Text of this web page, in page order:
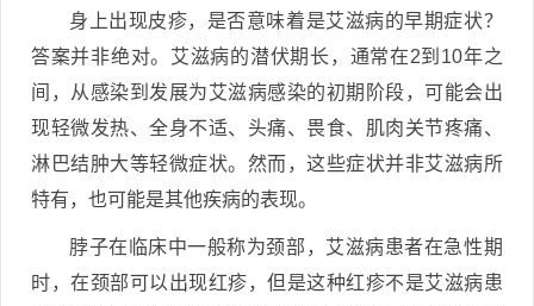
身上出现皮疹，是否意味着是艾滋病的早期症状？
答案并非绝对。艾滋病的潜伏期长，通常在2到10年之
间，从感染到发展为艾滋病感染的初期阶段，可能会出
现轻微发热、全身不适、头痛、畏食、肌肉关节疼痛、
淋巴结肿大等轻微症状。然而，这些症状并非艾滋病所
特有，也可能是其他疾病的表现。
脖子在临床中一般称为颈部，艾滋病患者在急性期
时，在颈部可以出现红疹，但是这种红疹不是艾滋病患